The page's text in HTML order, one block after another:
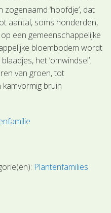
zogenaamd ‘hoofdje’, dat
aantal, soms honderden,
een gemeenschappelijke
bloembodem wordt
het ‘omwindsel’.
van groen, tot
bruin
Plantenfamilies